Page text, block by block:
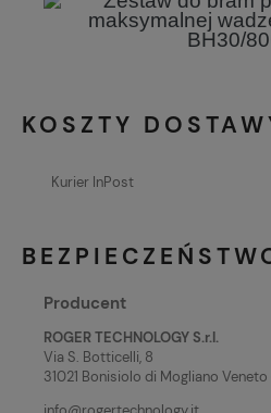
KOSZTY
Kurier InPost
Producent
ROGER TECHNOLOGY S.r.l.
Via S. Botticelli, 8
31021 Bonisiolo di Mogliano Veneto